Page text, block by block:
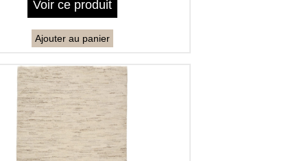
Voir ce produit
Ajouter au panier